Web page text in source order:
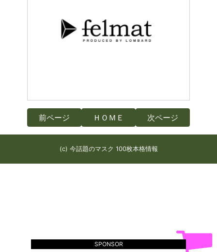
前ページ ＨＯＭＥ 次ページ
(c) 今話題のマスク 100枚本格情報
SPONSOR